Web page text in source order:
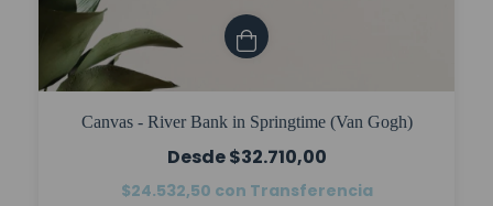
Canvas - River Bank in Springtime (Van Gogh)
$32.710,00
$24.532,50 con Transferencia